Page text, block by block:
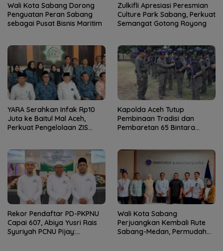
Wali Kota Sabang Dorong
Penguatan Peran Sabang
sebagai Pusat Bisnis Maritim
Zulkifli Apresiasi Peresmian
Culture Park Sabang, Perkuat
Semangat Gotong Royong
YARA Serahkan Infak Rp10
Juta ke Baitul Mal Aceh,
Perkuat Pengelolaan ZIS
Kapolda Aceh Tutup
Pembinaan Tradisi dan
Pembaretan 65 Bintara
Rekor Pendaftar PD-PKPNU
Capai 607, Abiya Yusri Rais
Syuriyah PCNU Pijay:
Wali Kota Sabang
Perjuangkan Kembali Rute
Sabang-Medan, Permudah